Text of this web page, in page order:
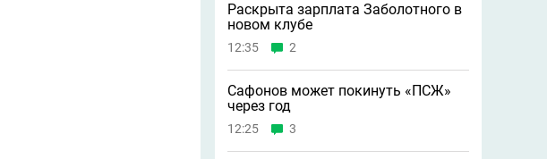
Раскрыта зарплата Заболотного в
новом клубе
12:35 2
Сафонов может покинуть «ПСЖ»
через год
12:25 3